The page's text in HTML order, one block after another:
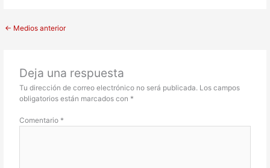
← Medios anterior
Deja una respuesta
Tu dirección de correo electrónico no será publicada. Los campos
obligatorios están marcados con *
Comentario *